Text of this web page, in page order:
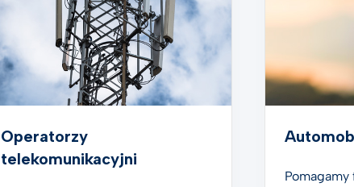
podpisem elektronicznym
AI Trust Hub
Telco
Nauki o życiu
Opieka zdrowotna
Rozwiązania Digital Trust dla
Operatorzy
telekomunikacyjni